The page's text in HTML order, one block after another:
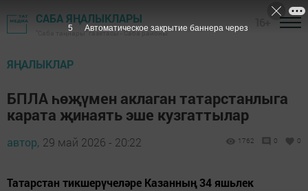
САБА ЯҢАЛЫКЛАРЫ
"Саба таңнары" газетасы - Саба районы
ЯҢАЛЫКЛАР
БПЛА һөҗүмен аклаган татарстанлыга
карата җинаять эше кузгаттылар
автор, 29 май 2026 - 20:22 1762 0 0
Татарстан тикшерүчеләре Казанның 34 яшьлек
3 Автоматическое закрытие баннера через